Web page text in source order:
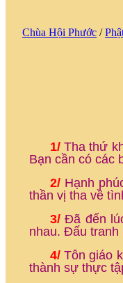
Chùa Hội Phước /
1/Tha thứ
Bạn cần có các
2/ Hạnh
thần vị tha về
3/Đã đến
nhau. Đấu
4/Tôn giáo
thành sự thực